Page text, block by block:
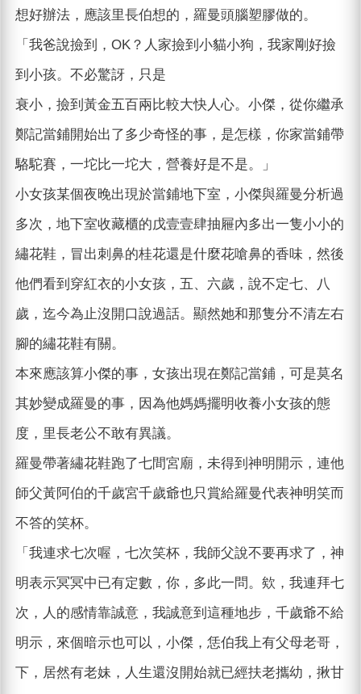
想好辦法，應該里長伯想的，羅曼頭腦塑膠做的。
「我爸說撿到，OK？人家撿到小貓小狗，我家剛好撿
到小孩。不必驚訝，只是
衰小，撿到黃金五百兩比較大快人心。小傑，從你繼承
鄭記當鋪開始出了多少奇怪的事，是怎樣，你家當鋪帶
駱駝賽，一坨比一坨大，營養好是不是。」
小女孩某個夜晚出現於當鋪地下室，小傑與羅曼分析過
多次，地下室收藏櫃的戊壹壹肆抽屜內多出一隻小小的
繡花鞋，冒出刺鼻的桂花還是什麼花嗆鼻的香味，然後
他們看到穿紅衣的小女孩，五、六歲，說不定七、八
歲，迄今為止沒開口說過話。顯然她和那隻分不清左右
腳的繡花鞋有關。
本來應該算小傑的事，女孩出現在鄭記當鋪，可是莫名
其妙變成羅曼的事，因為他媽媽擺明收養小女孩的態
度，里長老公不敢有異議。
羅曼帶著繡花鞋跑了七間宮廟，未得到神明開示，連他
師父黃阿伯的千歲宮千歲爺也只賞給羅曼代表神明笑而
不答的笑杯。
「我連求七次喔，七次笑杯，我師父說不要再求了，神
明表示冥冥中已有定數，你，多此一問。欸，我連拜七
次，人的感情靠誠意，我誠意到這種地步，千歲爺不給
明示，來個暗示也可以，小傑，恁伯我上有父母老哥，
下，居然有老妹，人生還沒開始就已經扶老攜幼，揪甘